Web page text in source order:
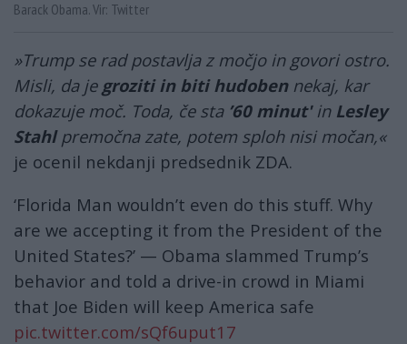
Barack Obama. Vir: Twitter
»Trump se rad postavlja z močjo in govori ostro.
Misli, da je groziti in biti hudobennekaj, kar
dokazuje moč. Toda, če sta ’60 minut'in Lesley
Stahlpremočna zate, potem sploh nisi močan,«
je ocenil nekdanji predsednik ZDA.
‘Florida Man wouldn’t even do this stuff. Why
are we accepting it from the President of the
United States?’ — Obama slammed Trump’s
behavior and told a drive-in crowd in Miami
that Joe Biden will keep America safe
pic.twitter.com/sQf6uput17